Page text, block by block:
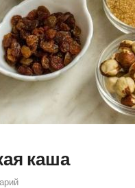
каша